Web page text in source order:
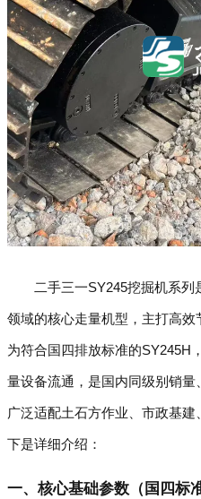
二手三一SY245挖掘机系
领域的核心走量机型，主打高
为符合国四排放标准的SY245H
量设备流通，是国内同级别销量
广泛适配土石方作业、市政基
下是详细介绍：
一、核心基础参数（国四标